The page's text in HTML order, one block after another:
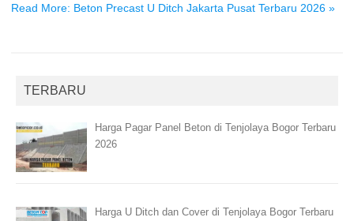
Read More: Beton Precast U Ditch Jakarta Pusat Terbaru 2026 »
TERBARU
Harga Pagar Panel Beton di Tenjolaya Bogor Terbaru
2026
Harga U Ditch dan Cover di Tenjolaya Bogor Terbaru